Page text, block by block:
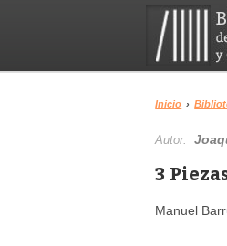
Inicio ›
Autor:
3
Manuel